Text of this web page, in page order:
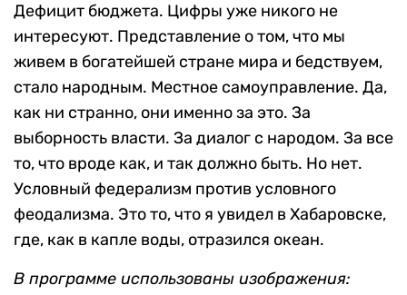
Дефицит бюджета. Цифры уже никого не
интересуют. Представление о том, что мы
живем в богатейшей стране мира и бедствуем,
стало народным. Местное самоуправление. Да,
как ни странно, они именно за это. За
выборность власти. За диалог с народом. За все
то, что вроде как, и так должно быть. Но нет.
Условный федерализм против условного
феодализма. Это то, что я увидел в Хабаровске,
где, как в капле воды, отразился океан.
В программе использованы изображения: